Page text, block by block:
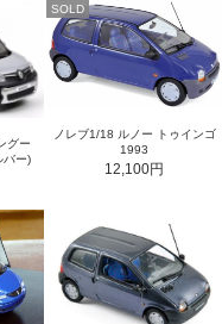
グー
バー)
SOLD
ノレブ1/18 ルノー トゥインゴ
1993
12,100円